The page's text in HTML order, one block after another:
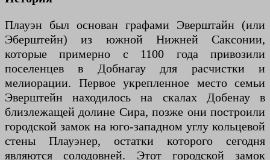
Плауэн был основан графами Эверштайн (или
Эберштейн) из южной Нижней Саксонии,
которые примерно с 1100 года привозили
поселенцев в Добнагау для расчистки и
мелиорации. Первое укрепленное место семьи
Эверштейн находилось на скалах Добенау в
близлежащей долине Сира, позже они построили
городской замок на юго-западном углу кольцевой
стены Плауэнер, остатки которого сегодня
являются солодовней. Этот городской замок